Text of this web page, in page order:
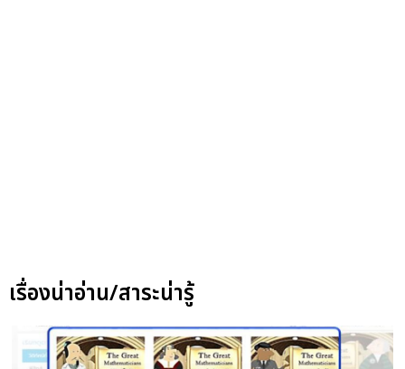
เรื่องน่าอ่าน/สาระน่ารู้